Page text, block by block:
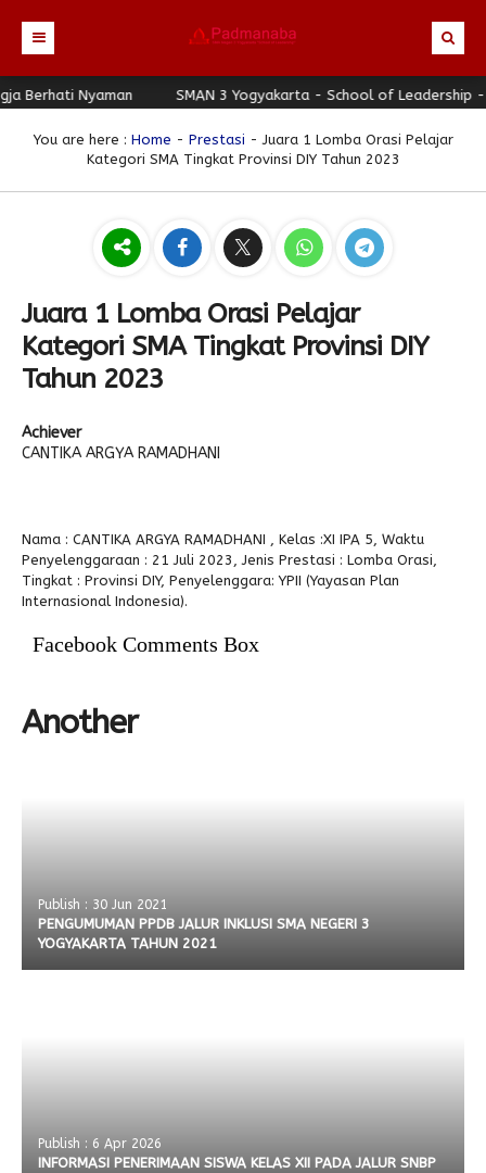
Beranda
Profil
Struktur Organisasi
Kolom Siswa
Guru & Karyawan
Majalah Digital
Progresif #37
Antologi Puisi 2
Antologi Puisi 3
Antologi Puisi 4
Fasilitas
Video
Hubungi Kami
Padnews
Link Referensi
Nyaman SMAN 3 Yogyakarta - School of Leadership -
You are here : Home - Prestasi - Juara 1 Lomba Orasi Pelajar
Kategori SMA Tingkat Provinsi DIY Tahun 2023
Juara 1 Lomba Orasi Pelajar
Kategori SMA Tingkat Provinsi DIY
Tahun 2023
Achiever
CANTIKA ARGYA RAMADHANI
Nama : CANTIKA ARGYA RAMADHANI , Kelas :XI IPA 5, Waktu
Penyelenggaraan : 21 Juli 2023, Jenis Prestasi : Lomba Orasi,
Tingkat : Provinsi DIY, Penyelenggara: YPII (Yayasan Plan
Internasional Indonesia).
Facebook Comments Box
Another
Publish : 30 Jun 2021
PENGUMUMAN PPDB JALUR INKLUSI SMA NEGERI 3
YOGYAKARTA TAHUN 2021
Publish : 6 Apr 2026
INFORMASI PENERIMAAN SISWA KELAS XII PADA JALUR SNBP